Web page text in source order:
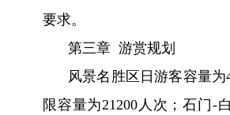
要求。
第三章 游赏规划
风景名胜区日游客容量
限容量为21200人次；石门-